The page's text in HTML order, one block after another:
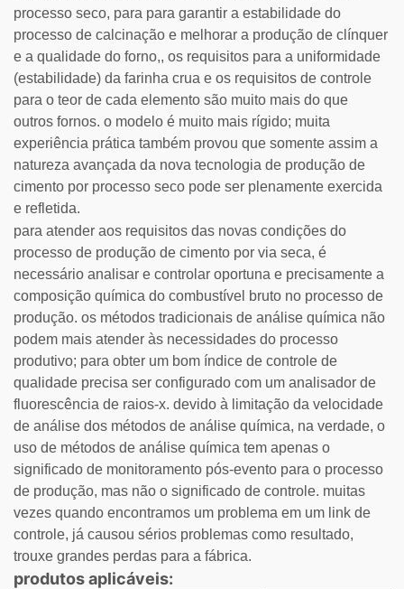
processo seco, para para garantir a estabilidade do
processo de calcinação e melhorar a produção de clínquer
e a qualidade do forno,, os requisitos para a uniformidade
(estabilidade) da farinha crua e os requisitos de controle
para o teor de cada elemento são muito mais do que
outros fornos. o modelo é muito mais rígido; muita
experiência prática também provou que somente assim a
natureza avançada da nova tecnologia de produção de
cimento por processo seco pode ser plenamente exercida
e refletida.
para atender aos requisitos das novas condições do
processo de produção de cimento por via seca, é
necessário analisar e controlar oportuna e precisamente a
composição química do combustível bruto no processo de
produção. os métodos tradicionais de análise química não
podem mais atender às necessidades do processo
produtivo; para obter um bom índice de controle de
qualidade precisa ser configurado com um analisador de
fluorescência de raios-x. devido à limitação da velocidade
de análise dos métodos de análise química, na verdade, o
uso de métodos de análise química tem apenas o
significado de monitoramento pós-evento para o processo
de produção, mas não o significado de controle. muitas
vezes quando encontramos um problema em um link de
controle, já causou sérios problemas como resultado,
trouxe grandes perdas para a fábrica.
produtos aplicáveis: